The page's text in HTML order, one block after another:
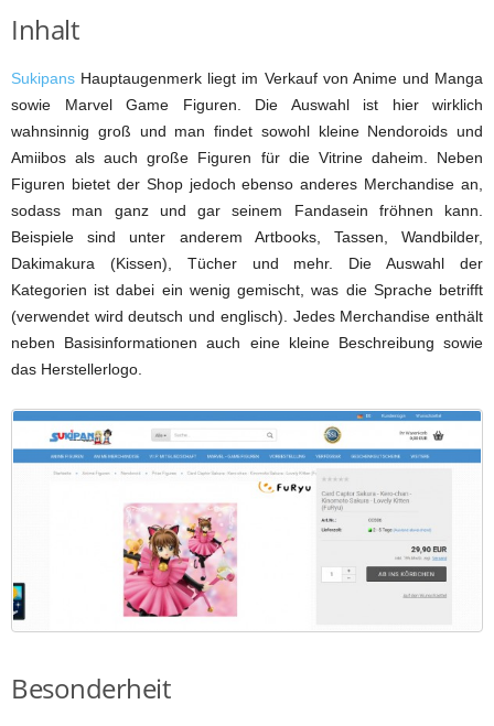
Inhalt
Sukipans Hauptaugenmerk liegt im Verkauf von Anime und Manga
sowie Marvel Game Figuren. Die Auswahl ist hier wirklich
wahnsinnig groß und man findet sowohl kleine Nendoroids und
Amiibos als auch große Figuren für die Vitrine daheim. Neben
Figuren bietet der Shop jedoch ebenso anderes Merchandise an,
sodass man ganz und gar seinem Fandasein fröhnen kann.
Beispiele sind unter anderem Artbooks, Tassen, Wandbilder,
Dakimakura (Kissen), Tücher und mehr. Die Auswahl der
Kategorien ist dabei ein wenig gemischt, was die Sprache betrifft
(verwendet wird deutsch und englisch). Jedes Merchandise enthält
neben Basisinformationen auch eine kleine Beschreibung sowie
das Herstellerlogo.
Besonderheit